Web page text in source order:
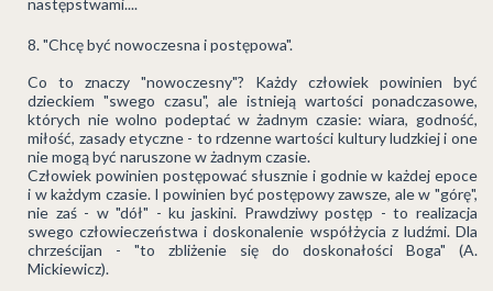
następstwami....
"Chcę być nowoczesna i postępowa".
Co to znaczy "nowoczesny"? Każdy człowiek powinien być
dzieckiem "swego czasu", ale istnieją wartości ponadczasowe,
których nie wolno podeptać w żadnym czasie: wiara, godność,
miłość, zasady etyczne - to rdzenne wartości kultury ludzkiej i one
nie mogą być naruszone w żadnym czasie.
Człowiek powinien postępować słusznie i godnie w każdej epoce
i w każdym czasie. I powinien być postępowy zawsze, ale w "górę",
nie zaś - w "dół" - ku jaskini. Prawdziwy postęp - to realizacja
swego człowieczeństwa i doskonalenie współżycia z ludźmi. Dla
chrześcijan - "to zbliżenie się do doskonałości Boga" (A.
Mickiewicz).